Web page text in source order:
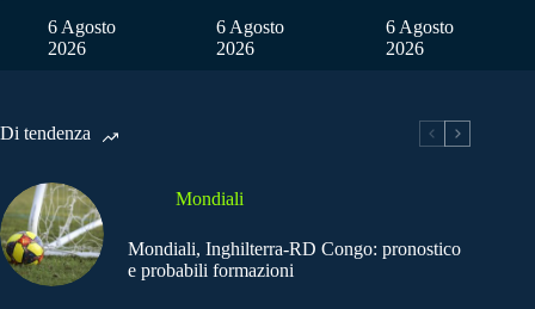
6 Agosto
2026
6 Agosto
2026
6 Agosto
2026
Di tendenza
Mondiali
Mondiali, Inghilterra-RD Congo: pronostico
e probabili formazioni